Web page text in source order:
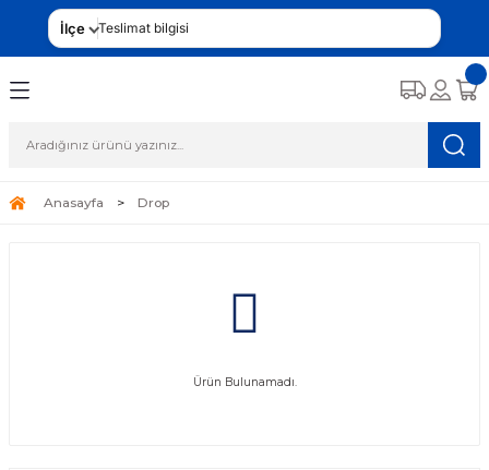
İlçe Teslimat bilgisi
Anasayfa Drop
Ürün Bulunamadı.